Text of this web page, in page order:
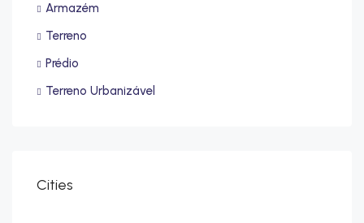
Armazém
Terreno
Prédio
Terreno Urbanizável
Cities